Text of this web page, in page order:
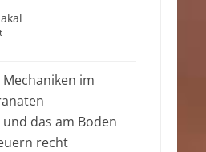
im
das am Boden
recht